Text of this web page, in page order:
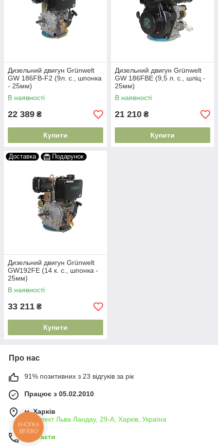
Дизельний двигун Grünwelt
GW 186FB-F2 (9л. с., шпонка
- 25мм)
В наявності
22 389 ₴
Купити
Дизельний двигун Grünwelt
GW 186FBE (9,5 л. с., шліц -
25мм)
В наявності
21 210 ₴
Купити
Доставка Подарунок
Дизельний двигун Grünwelt
GW192FE (14 к. с., шпонка -
25мм)
В наявності
33 211 ₴
Купити
Про нас
91% позитивних з 23 відгуків за рік
Працює з 05.02.2010
м. Харків
Проспект Льва Ландау, 29-А, Харків, Україна
Контакти
КНОПКА
ЗВ'ЯЗКУ